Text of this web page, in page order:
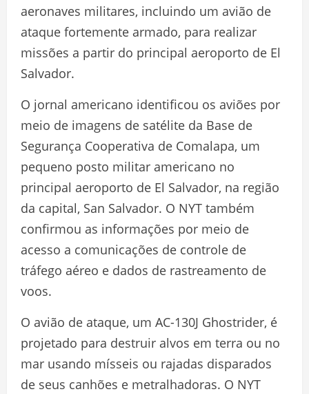
aeronaves militares, incluindo um avião de
ataque fortemente armado, para realizar
missões a partir do principal aeroporto de El
Salvador.
O jornal americano identificou os aviões por
meio de imagens de satélite da Base de
Segurança Cooperativa de Comalapa, um
pequeno posto militar americano no
principal aeroporto de El Salvador, na região
da capital, San Salvador. O NYT também
confirmou as informações por meio de
acesso a comunicações de controle de
tráfego aéreo e dados de rastreamento de
voos.
O avião de ataque, um AC-130J Ghostrider, é
projetado para destruir alvos em terra ou no
mar usando mísseis ou rajadas disparados
de seus canhões e metralhadoras. O NYT